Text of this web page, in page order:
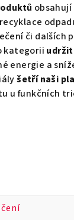
či dalších
kategorii
energie a
šetří naši
u funkčních